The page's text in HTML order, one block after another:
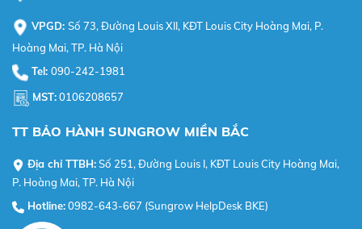
VPGD: Số 73, Đường Louis XII, KĐT Louis City Hoàng Mai, P.
Hoàng Mai, TP. Hà Nội
Tel: 090-242-1981
MST:0106208657
TT BẢO HÀNH SUNGROW MIỀN BẮC
Địa chỉ TTBH:Số 251, Đường Louis I, KĐT Louis City Hoàng Mai,
P. Hoàng Mai, TP. Hà Nội
Hotline:0982-643-667 (Sungrow HelpDesk BKE)